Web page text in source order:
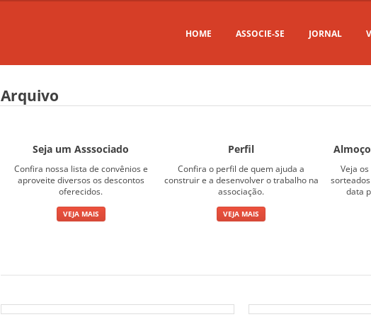
HOME ASSOCIE-SE JORNAL
Arquivo
Seja um Asssociado
Confira nossa lista de convênios e
aproveite diversos os descontos
oferecidos.
VEJA MAIS
Perfil
Confira o perfil de quem ajuda a
construir e a desenvolver o trabalho na
associação.
VEJA MAIS
Veja
data